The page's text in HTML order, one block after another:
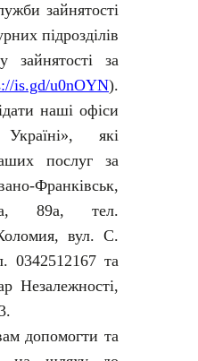
зайнятості
підрозділів
зайнятості за
is.gd/u0nOYN).
наші офіси
які
послуг за
Франківськ,
89а, тел.
вул. С.
0342512167 та
Незалежності,
допомогти та